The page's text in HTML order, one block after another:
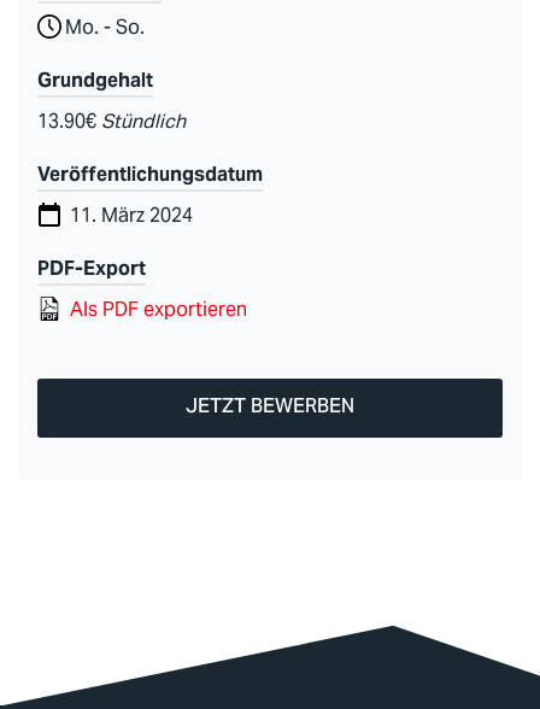
Mo. - So.
Grundgehalt
13.90€ Stündlich
Veröffentlichungsdatum
11. März 2024
PDF-Export
Als PDF exportieren
JETZT BEWERBEN